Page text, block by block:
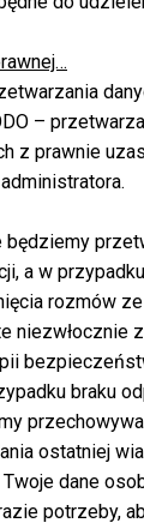
–
z prawnie
będziemy
a w
rozmów
niezwłocznie
braku
ostatniej
dane
potrzeby,